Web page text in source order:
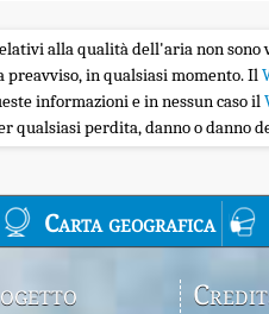
alla qualità dell'aria non sono
preavviso, in qualsiasi momento. Il
informazioni e in nessun caso il
qualsiasi perdita, danno o
Carta geografica